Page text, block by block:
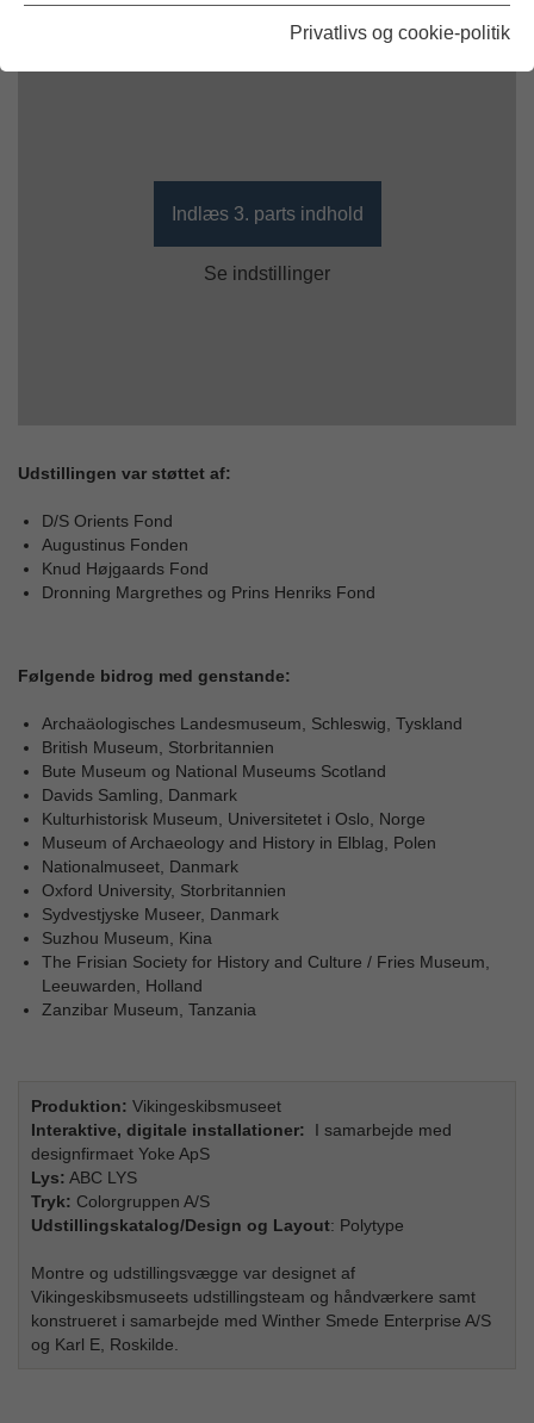
Privatlivs og cookie-politik
Indlæs 3. parts indhold
Se indstillinger
Udstillingen var støttet af:
D/S Orients Fond
Augustinus Fonden
Knud Højgaards Fond
Dronning Margrethes og Prins Henriks Fond
Følgende bidrog med genstande:
Archaäologisches Landesmuseum, Schleswig, Tyskland
British Museum, Storbritannien
Bute Museum og National Museums Scotland
Davids Samling, Danmark
Kulturhistorisk Museum, Universitetet i Oslo, Norge
Museum of Archaeology and History in Elblag, Polen
Nationalmuseet, Danmark
Oxford University, Storbritannien
Sydvestjyske Museer, Danmark
Suzhou Museum, Kina
The Frisian Society for History and Culture / Fries Museum,
Leeuwarden, Holland
Zanzibar Museum, Tanzania
Produktion: Vikingeskibsmuseet
Interaktive, digitale installationer:
I samarbejde med
designfirmaet Yoke ApS
Lys: ABC LYS
Tryk: Colorgruppen A/S
Udstillingskatalog/Design og Layout: Polytype
Montre og udstillingsvægge var designet af
Vikingeskibsmuseets udstillingsteam og håndværkere samt
konstrueret i samarbejde med Winther Smede Enterprise A/S
og Karl E, Roskilde.